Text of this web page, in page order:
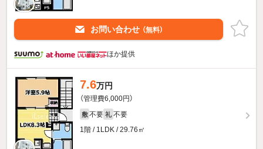
お問い合わせ （無料）
ほか提供
7.6万円
（管理費6,000円）
敷 不要 礼 不要
1階 / 1LDK / 29.76㎡